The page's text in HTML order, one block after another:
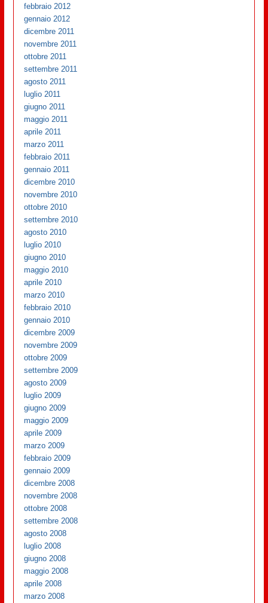
febbraio 2012
gennaio 2012
dicembre 2011
novembre 2011
ottobre 2011
settembre 2011
agosto 2011
luglio 2011
giugno 2011
maggio 2011
aprile 2011
marzo 2011
febbraio 2011
gennaio 2011
dicembre 2010
novembre 2010
ottobre 2010
settembre 2010
agosto 2010
luglio 2010
giugno 2010
maggio 2010
aprile 2010
marzo 2010
febbraio 2010
gennaio 2010
dicembre 2009
novembre 2009
ottobre 2009
settembre 2009
agosto 2009
luglio 2009
giugno 2009
maggio 2009
aprile 2009
marzo 2009
febbraio 2009
gennaio 2009
dicembre 2008
novembre 2008
ottobre 2008
settembre 2008
agosto 2008
luglio 2008
giugno 2008
maggio 2008
aprile 2008
marzo 2008